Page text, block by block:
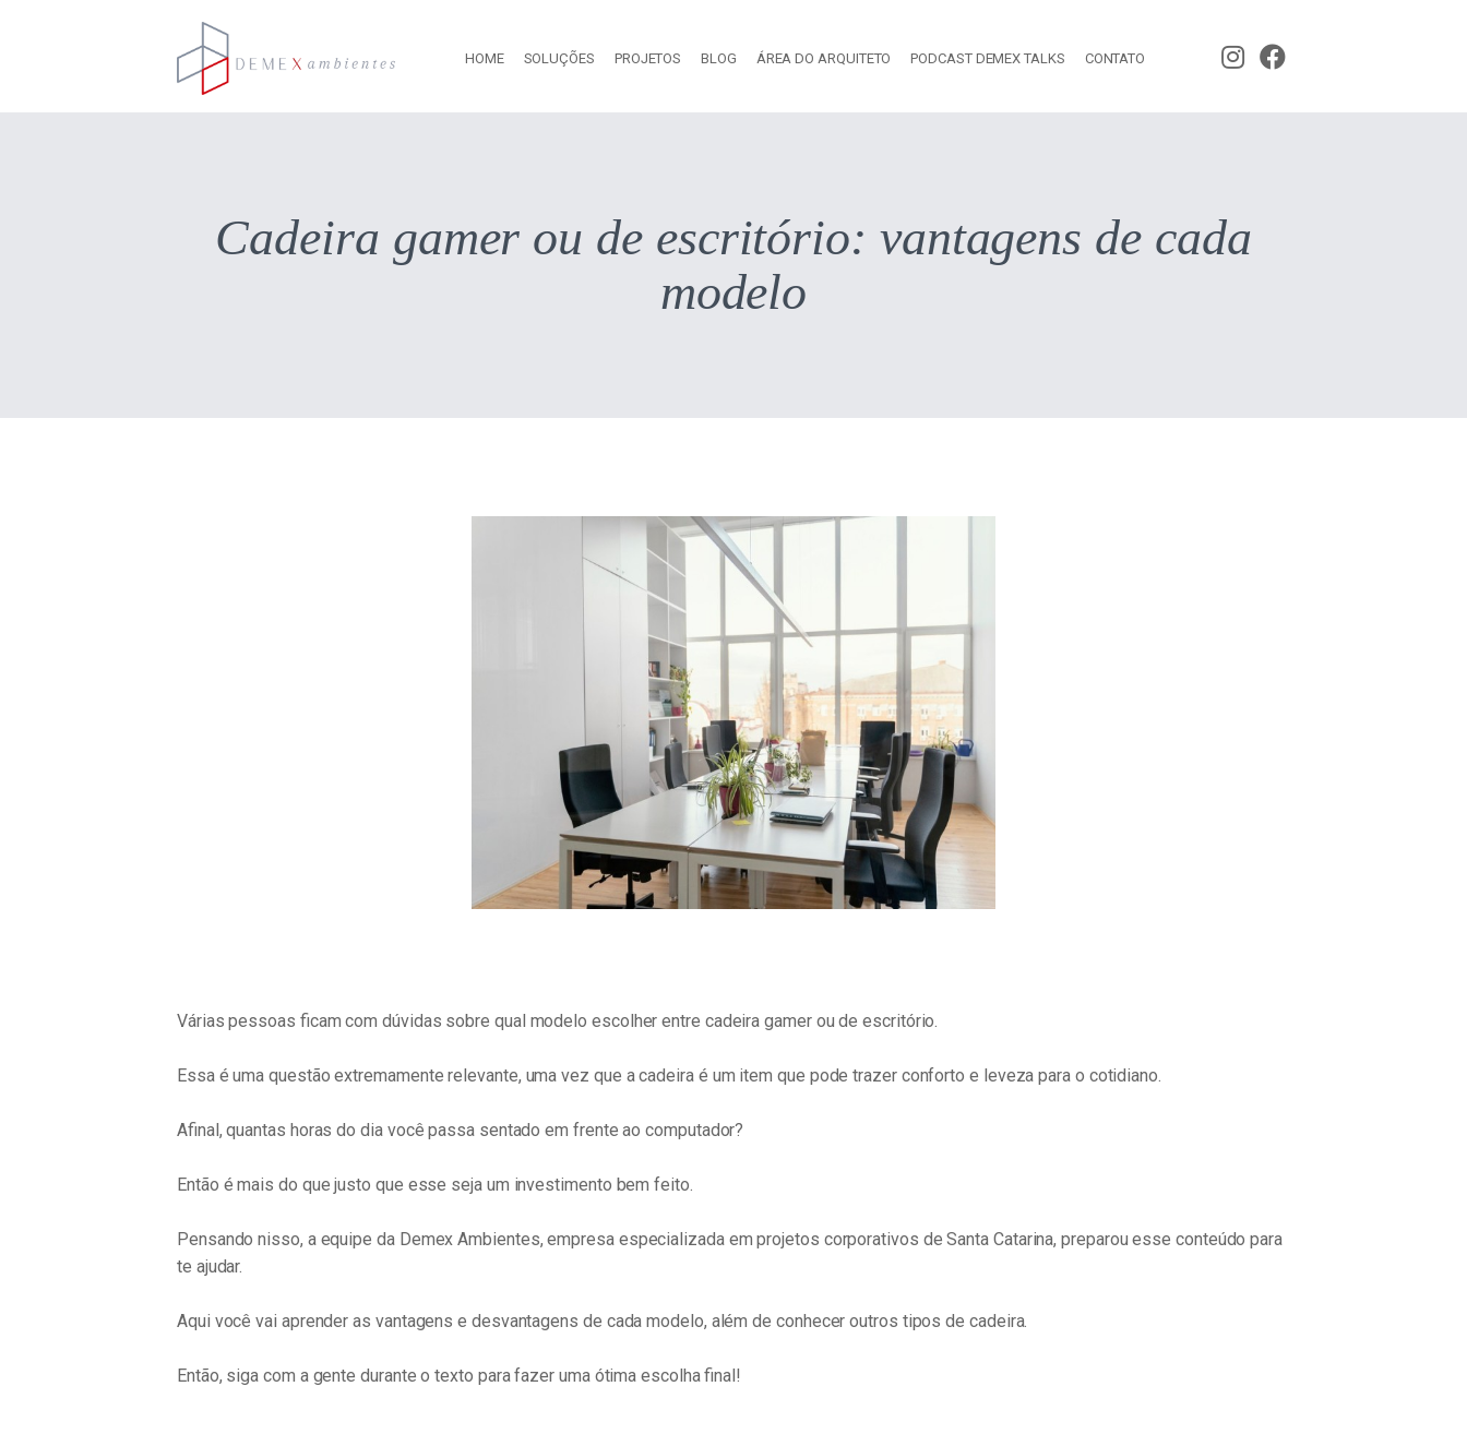
HOME SOLUÇÕES PROJETOS BLOG ÁREA DO ARQUITETO PODCAST DEMEX TALKS CONTATO
Instagram
da
Facebook
Cadeira gamer ou de escritório: vantagens de cada
modelo
Várias pessoas ficam com dúvidas sobre qual modelo escolher entre cadeira gamer ou de escritório.
Essa é uma questão extremamente relevante, uma vez que a cadeira é um item que pode trazer conforto e leveza para o cotidiano.
Afinal, quantas horas do dia você passa sentado em frente ao computador?
Então é mais do que justo que esse seja um investimento bem feito.
Pensando nisso, a equipe da Demex Ambientes, empresa especializada em projetos corporativos de Santa Catarina, preparou esse conteúdo para
te ajudar.
Aqui você vai aprender as vantagens e desvantagens de cada modelo, além de conhecer outros tipos de cadeira.
Então, siga com a gente durante o texto para fazer uma ótima escolha final!